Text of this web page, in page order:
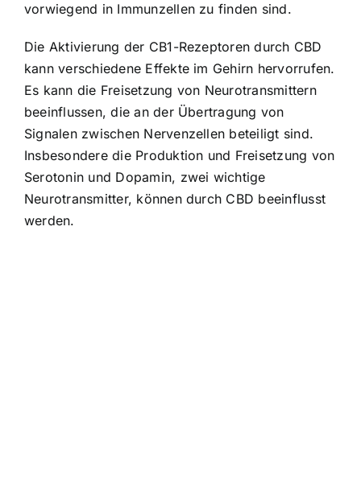
vorwiegend in Immunzellen zu finden sind.
Die Aktivierung der CB1-Rezeptoren durch CBD
kann verschiedene Effekte im Gehirn hervorrufen.
Es kann die Freisetzung von Neurotransmittern
beeinflussen, die an der Übertragung von
Signalen zwischen Nervenzellen beteiligt sind.
Insbesondere die Produktion und Freisetzung von
Serotonin und Dopamin, zwei wichtige
Neurotransmitter, können durch CBD beeinflusst
werden.